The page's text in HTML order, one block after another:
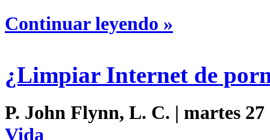
Continuar leyendo »
¿Limpiar Internet de
P. John Flynn, L. C. | martes
Vida